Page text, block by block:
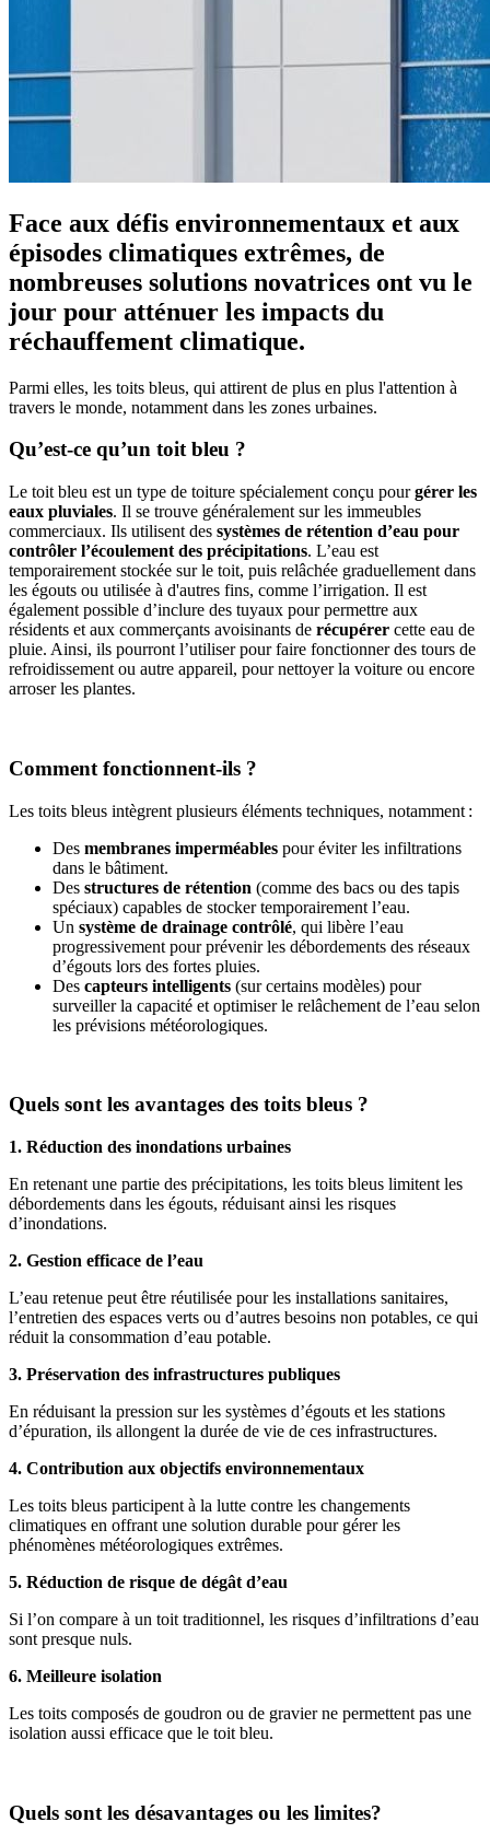
Face aux défis environnementaux et aux
épisodes climatiques extrêmes, de
nombreuses solutions novatrices ont vu le
jour pour atténuer les impacts du
réchauffement climatique.
Parmi elles, les toits bleus, qui attirent de plus en plus l'attention à
travers le monde, notamment dans les zones urbaines.
Qu’est-ce qu’un toit bleu ?
Le toit bleu est un type de toiture spécialement conçu pourgérer les
eaux pluviales. Il se trouve généralement sur les immeubles
commerciaux. Ils utilisent des systèmes de rétention d’eau pour
contrôler l’écoulement des précipitations. L’eau est
temporairement stockée sur le toit, puis relâchée graduellement dans
les égouts ou utilisée à d'autres fins, comme l’irrigation. Il est
également possible d’inclure des tuyaux pour permettre aux
résidents et aux commerçants avoisinants de récupérer cette eau de
pluie. Ainsi, ils pourront l’utiliser pour faire fonctionner des tours de
refroidissement ou autre appareil, pour nettoyer la voiture ou encore
arroser les plantes.
Comment fonctionnent-ils ?
Les toits bleus intègrent plusieurs éléments techniques, notamment :
Des membranes imperméables pour éviter les infiltrations
dans le bâtiment.
Des structures de rétention (comme des bacs ou des tapis
spéciaux) capables de stocker temporairement l’eau.
Un système de drainage contrôlé, qui libère l’eau
progressivement pour prévenir les débordements des réseaux
d’égouts lors des fortes pluies.
Des capteurs intelligents (sur certains modèles) pour
surveiller la capacité et optimiser le relâchement de l’eau selon
les prévisions météorologiques.
Quels sont les avantages des toits bleus ?
1. Réduction des inondations urbaines
En retenant une partie des précipitations, les toits bleus limitent les
débordements dans les égouts, réduisant ainsi les risques
d’inondations.
2. Gestion efficace de l’eau
L’eau retenue peut être réutilisée pour les installations sanitaires,
l’entretien des espaces verts ou d’autres besoins non potables, ce qui
réduit la consommation d’eau potable.
3. Préservation des infrastructures publiques
En réduisant la pression sur les systèmes d’égouts et les stations
d’épuration, ils allongent la durée de vie de ces infrastructures.
4. Contribution aux objectifs environnementaux
Les toits bleus participent à la lutte contre les changements
climatiques en offrant une solution durable pour gérer les
phénomènes météorologiques extrêmes.
5. Réduction de risque de dégât d’eau
Si l’on compare à un toit traditionnel, les risques d’infiltrations d’eau
sont presque nuls.
6. Meilleure isolation
Les toits composés de goudron ou de gravier ne permettent pas une
isolation aussi efficace que le toit bleu.
Quels sont les désavantages ou les limites?